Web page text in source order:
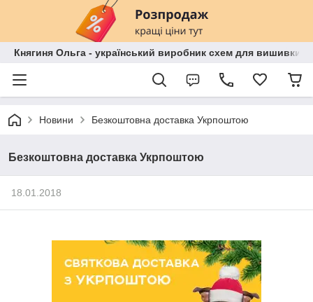
Княгиня Ольга - український виробник схем для вишивки
Новини Безкоштовна доставка Укрпоштою
Безкоштовна доставка Укрпоштою
18.01.2018